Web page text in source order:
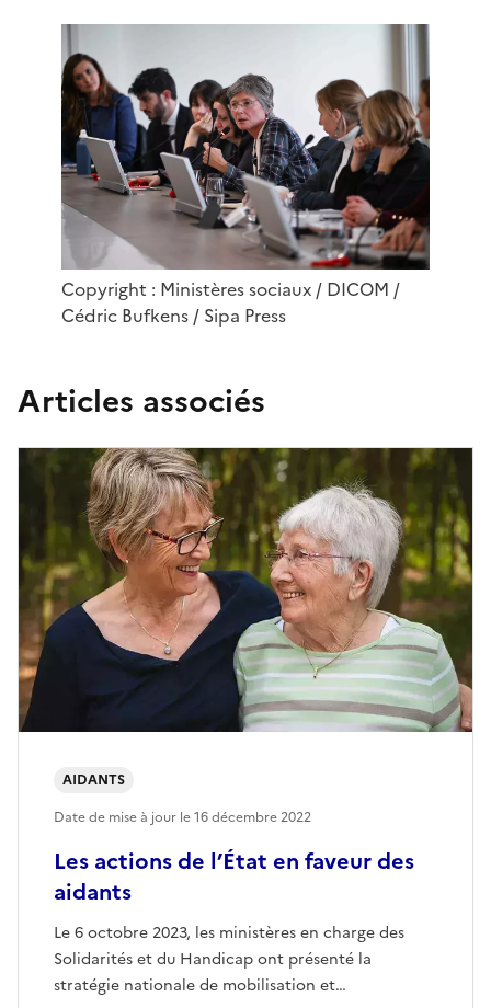
Copyright : Ministères sociaux / DICOM /
Cédric Bufkens / Sipa Press
Articles associés
Les actions de l’État en faveur des
aidants
Le 6 octobre 2023, les ministères en charge des
Solidarités et du Handicap ont présenté la
stratégie nationale de mobilisation et…
AIDANTS
Date de mise à jour le16 décembre 2022